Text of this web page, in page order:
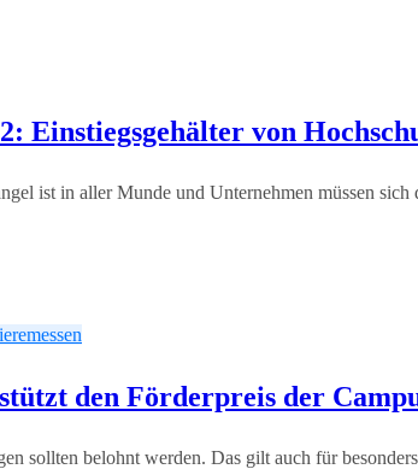
Einstiegsgehälter von
ist in aller Munde und Unternehmen müssen
den Förderpreis der
sollten belohnt werden. Das gilt auch für